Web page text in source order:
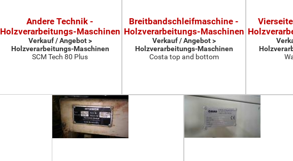
Andere Technik -
Holzverarbeitungs-Maschinen
Verkauf / Angebot >
Holzverarbeitungs-Maschinen
SCM Tech 80 Plus
Breitbandschleifmaschine -
Holzverarbeitungs-Maschinen
Verkauf / Angebot >
Holzverarbeitungs-Maschinen
Costa top and bottom